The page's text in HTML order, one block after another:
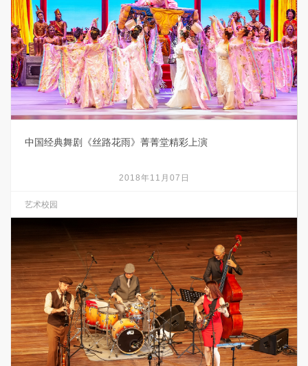
中国经典舞剧《丝路花雨》菁菁堂精彩上演
2018年11月07日
艺术校园